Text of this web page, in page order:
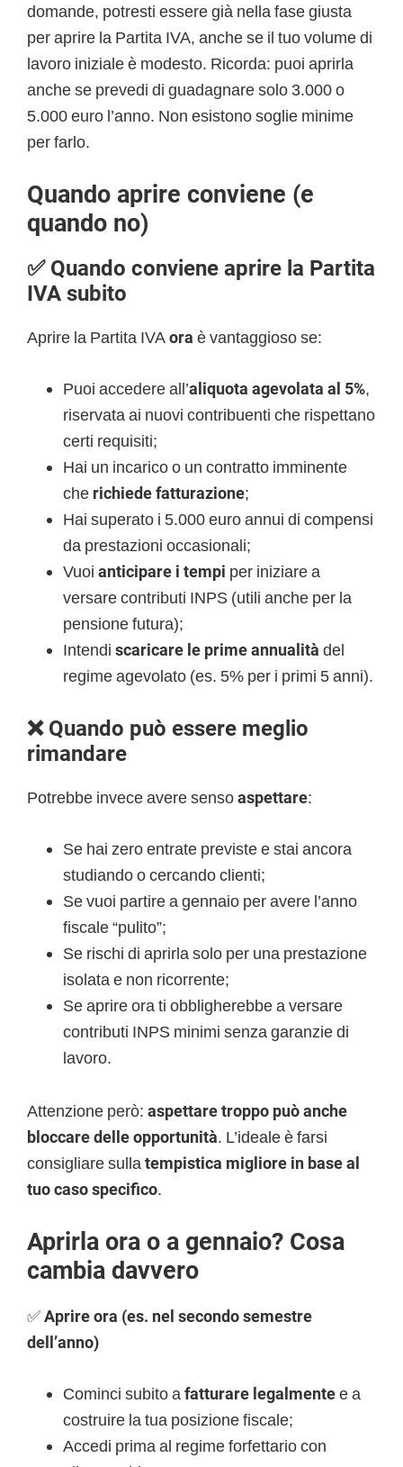
domande, potresti essere già nella fase giusta
per aprire la Partita IVA, anche se il tuo volume di
lavoro iniziale è modesto. Ricorda: puoi aprirla
anche se prevedi di guadagnare solo 3.000 o
5.000 euro l’anno. Non esistono soglie minime
per farlo.
Quando aprire conviene (e
quando no)
✅ Quando conviene aprire la Partita
IVA subito
Aprire la Partita IVAora è vantaggioso se:
Puoi accedere all’aliquota agevolata al 5%,
riservata ai nuovi contribuenti che rispettano
certi requisiti;
Hai un incarico o un contratto imminente
che richiede fatturazione;
Hai superato i 5.000 euro annui di compensi
da prestazioni occasionali;
Vuoi anticipare i tempi per iniziare a
versare contributi INPS (utili anche per la
pensione futura);
Intendi scaricare le prime annualità del
regime agevolato (es. 5% per i primi 5 anni).
❌ Quando può essere meglio
rimandare
Potrebbe invece avere sensoaspettare:
Se hai zero entrate previste e stai ancora
studiando o cercando clienti;
Se vuoi partire a gennaio per avere l’anno
fiscale “pulito”;
Se rischi di aprirla solo per una prestazione
isolata e non ricorrente;
Se aprire ora ti obbligherebbe a versare
contributi INPS minimi senza garanzie di
lavoro.
Attenzione però: aspettare troppo può anche
bloccare delle opportunità. L’ideale è farsi
consigliare sulla tempistica migliore in base al
tuo caso specifico.
Aprirla ora o a gennaio? Cosa
cambia davvero
✅Aprire ora (es. nel secondo semestre
dell’anno)
Cominci subito a fatturare legalmentee a
costruire la tua posizione fiscale;
Accedi prima al regime forfettario con